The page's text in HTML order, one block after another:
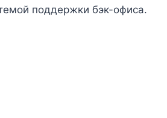
поддержки бэк-офиса.